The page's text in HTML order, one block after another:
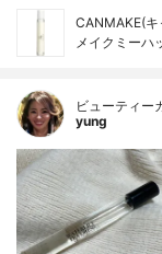
CANMAKE(キ
メイクミーハ
ビューティ
yung